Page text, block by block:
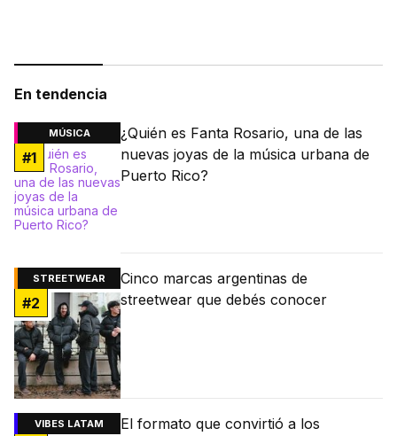
En tendencia
MÚSICA
#1
¿Quién es Fanta Rosario, una de las
nuevas joyas de la música urbana de
Puerto Rico?
STREETWEAR
#2
Cinco marcas argentinas de
streetwear que debés conocer
VIBES LATAM El formato que convirtió a los